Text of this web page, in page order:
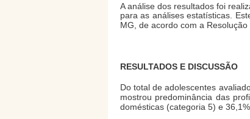
A análise dos resultados foi
para as análises estatísticas.
MG, de acordo com a Resolução
RESULTADOS E DISCUSSÃO
Do total de adolescentes
mostrou predominância das
domésticas (categoria 5) e